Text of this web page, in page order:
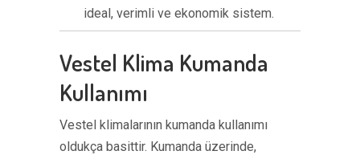
ideal, verimli ve ekonomik sistem.
Vestel Klima Kumanda
Kullanımı
Vestel klimalarının kumanda kullanımı
oldukça basittir. Kumanda üzerinde,